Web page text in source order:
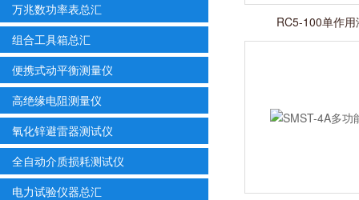
万兆数功率表总汇
组合工具箱总汇
便携式动平衡测量仪
高绝缘电阻测量仪
氧化锌避雷器测试仪
全自动介质损耗测试仪
电力试验仪器总汇
RC5-100单作